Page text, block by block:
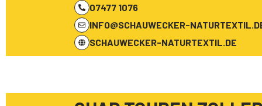
07477 1076
INFO@SCHAUWECKER-
SCHAUWECKER-NATURTEXTIL.DE